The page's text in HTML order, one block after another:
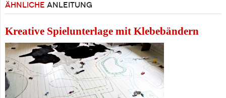
ÄHNLICHE ANLEITUNG
Kreative Spielunterlage mit Klebebändern